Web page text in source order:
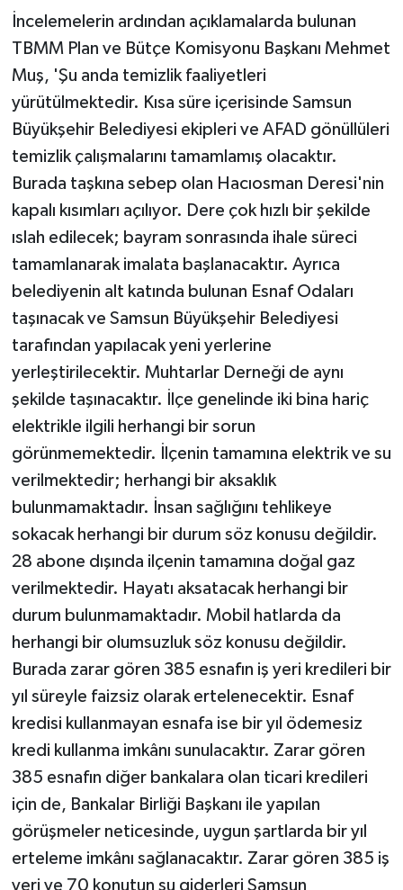
İncelemelerin ardından açıklamalarda bulunan
TBMM Plan ve Bütçe Komisyonu Başkanı Mehmet
Muş, 'Şu anda temizlik faaliyetleri
yürütülmektedir. Kısa süre içerisinde Samsun
Büyükşehir Belediyesi ekipleri ve AFAD gönüllüleri
temizlik çalışmalarını tamamlamış olacaktır.
Burada taşkına sebep olan Hacıosman Deresi'nin
kapalı kısımları açılıyor. Dere çok hızlı bir şekilde
ıslah edilecek; bayram sonrasında ihale süreci
tamamlanarak imalata başlanacaktır. Ayrıca
belediyenin alt katında bulunan Esnaf Odaları
taşınacak ve Samsun Büyükşehir Belediyesi
tarafından yapılacak yeni yerlerine
yerleştirilecektir. Muhtarlar Derneği de aynı
şekilde taşınacaktır. İlçe genelinde iki bina hariç
elektrikle ilgili herhangi bir sorun
görünmemektedir. İlçenin tamamına elektrik ve su
verilmektedir; herhangi bir aksaklık
bulunmamaktadır. İnsan sağlığını tehlikeye
sokacak herhangi bir durum söz konusu değildir.
28 abone dışında ilçenin tamamına doğal gaz
verilmektedir. Hayatı aksatacak herhangi bir
durum bulunmamaktadır. Mobil hatlarda da
herhangi bir olumsuzluk söz konusu değildir.
Burada zarar gören 385 esnafın iş yeri kredileri bir
yıl süreyle faizsiz olarak ertelenecektir. Esnaf
kredisi kullanmayan esnafa ise bir yıl ödemesiz
kredi kullanma imkânı sunulacaktır. Zarar gören
385 esnafın diğer bankalara olan ticari kredileri
için de, Bankalar Birliği Başkanı ile yapılan
görüşmeler neticesinde, uygun şartlarda bir yıl
erteleme imkânı sağlanacaktır. Zarar gören 385 iş
yeri ve 70 konutun su giderleri Samsun